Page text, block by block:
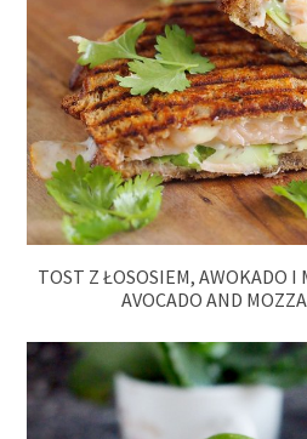
TOST Z ŁOSOSIEM, AWOKADO I
AVOCADO AND